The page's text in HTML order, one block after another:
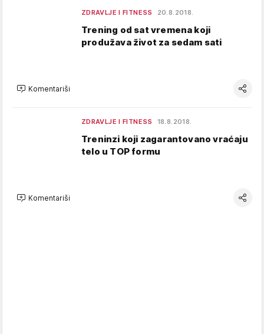
ZDRAVLJE I FITNESS 20.8.2018.
Trening od sat vremena koji
produžava život za sedam sati
Komentariši
ZDRAVLJE I FITNESS 18.8.2018.
Treninzi koji zagarantovano vraćaju
telo u TOP formu
Komentariši